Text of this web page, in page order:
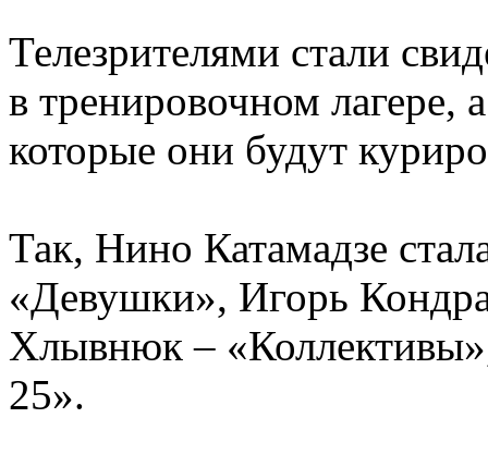
Телезрителями стали
в тренировочном лагере,
которые они будут
Так, Нино Катамадзе
«Девушки», Игорь
Хлывнюк –
25».